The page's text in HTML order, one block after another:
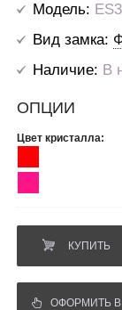
Модель:
Вид замка:
Наличие: В
ОПЦИИ
Цвет кристалла:
КУПИТЬ
ОФОРМИТЬ В